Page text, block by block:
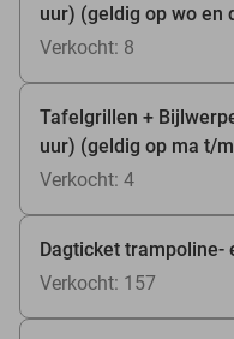
uur) (geldig op wo en
Verkocht: 8
Tafelgrillen +
uur) (geldig op ma t/
Verkocht: 4
Dagticket trampoline-
Verkocht: 157